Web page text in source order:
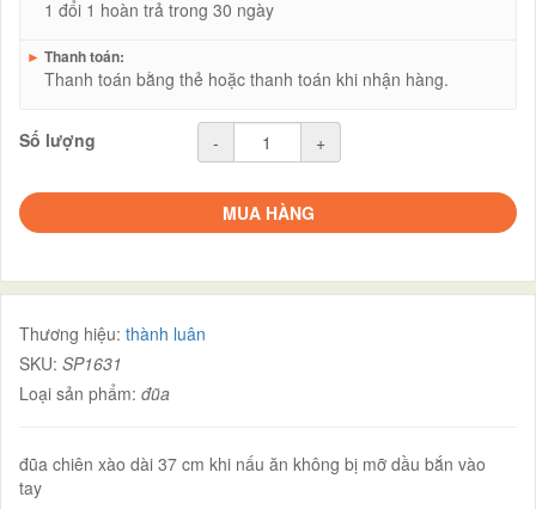
1 đổi 1 hoàn trả trong 30 ngày
► Thanh toán:
Thanh toán bằng thẻ hoặc thanh toán khi nhận hàng.
Số lượng - +
MUA HÀNG
Thương hiệu: thành luân
SKU: SP1631
Loại sản phẩm: đũa
đũa chiên xào dài 37 cm khi nấu ăn không bị mỡ dầu bắn vào
tay